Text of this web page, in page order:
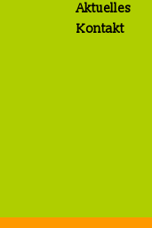
Aktuelles
Kontakt